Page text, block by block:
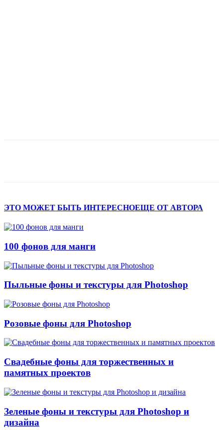
ЭТО МОЖЕТ БЫТЬ ИНТЕРЕСНОЕЩЕ ОТ АВТОРА
100 фонов для манги
Пыльные фоны и текстуры для Photoshop
Розовые фоны для Photoshop
Свадебные фоны для торжественных и
памятных проектов
Зеленые фоны и текстуры для Photoshop и
дизайна